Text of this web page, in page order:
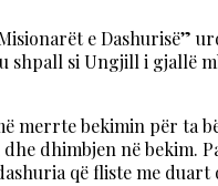
e Dashurisë”
si Ungjill i gjallë
merrte bekimin për ta
dhimbjen në bekim.
që fliste me duart